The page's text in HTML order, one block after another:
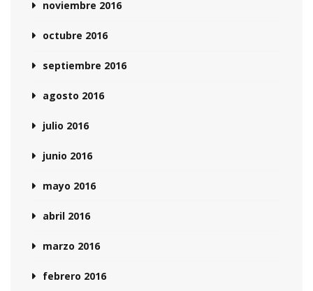
noviembre 2016
octubre 2016
septiembre 2016
agosto 2016
julio 2016
junio 2016
mayo 2016
abril 2016
marzo 2016
febrero 2016